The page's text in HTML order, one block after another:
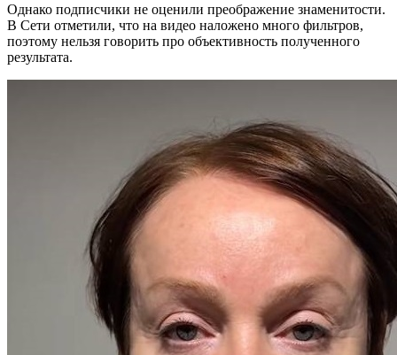
Однако подписчики не оценили преображение знаменитости.
В Сети отметили, что на видео наложено много фильтров,
поэтому нельзя говорить про объективность полученного
результата.